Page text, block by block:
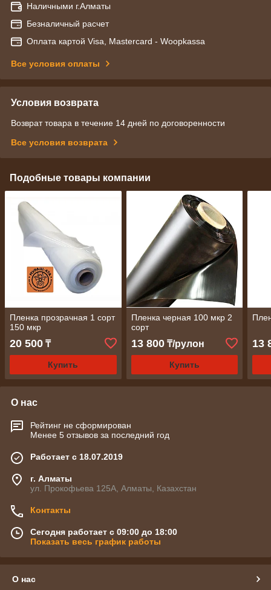
Наличными г.Алматы
Безналичный расчет
Оплата картой Visa, Mastercard - Woopkassa
Все условия оплаты
Условия возврата
Возврат товара в течение 14 дней по договоренности
Все условия возврата
Подобные товары компании
Пленка прозрачная 1 сорт
150 мкр
20 500 ₸
Купить
Пленка черная 100 мкр 2
сорт
13 800₸/рулон
Купить
13
О нас
Рейтинг не сформирован
Менее 5 отзывов за последний год
Работает с 18.07.2019
г. Алматы
ул. Прокофьева 125А, Алматы, Казахстан
Контакты
Сегодня работает с 09:00 до 18:00
Показать весь график работы
О нас